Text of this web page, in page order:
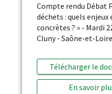
Compte rendu Débat
déchets : quels
concrètes ? » - Mardi
Cluny - Saône-et-
Télécharger le
En savoir